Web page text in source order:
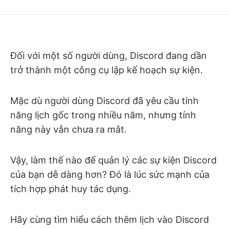
Đối với một số người dùng, Discord đang dần
trở thành một công cụ lập kế hoạch sự kiện.
Mặc dù người dùng Discord đã yêu cầu tính
năng lịch gốc trong nhiều năm, nhưng tính
năng này vẫn chưa ra mắt.
Vậy, làm thế nào để quản lý các sự kiện Discord
của bạn dễ dàng hơn? Đó là lúc sức mạnh của
tích hợp phát huy tác dụng.
Hãy cùng tìm hiểu cách thêm lịch vào Discord